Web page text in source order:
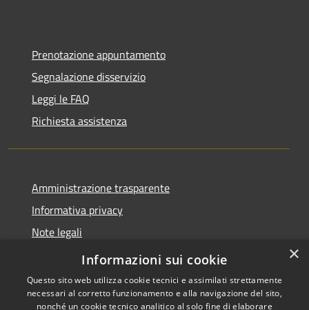
Prenotazione appuntamento
Segnalazione disservizio
Leggi le FAQ
Richiesta assistenza
Amministrazione trasparente
Informativa privacy
Note legali
Dichiarazione di accessibilità
×
Informazioni sui cookie
Questo sito web utilizza cookie tecnici e assimilati strettamente
necessari al corretto funzionamento e alla navigazione del sito,
nonché un cookie tecnico analitico al solo fine di elaborare